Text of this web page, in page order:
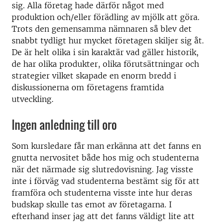
sig. Alla företag hade därför något med
produktion och/eller förädling av mjölk att göra.
Trots den gemensamma nämnaren så blev det
snabbt tydligt hur mycket företagen skiljer sig åt.
De är helt olika i sin karaktär vad gäller historik,
de har olika produkter, olika förutsättningar och
strategier vilket skapade en enorm bredd i
diskussionerna om företagens framtida
utveckling.
Ingen anledning till oro
Som kursledare får man erkänna att det fanns en
gnutta nervositet både hos mig och studenterna
när det närmade sig slutredovisning. Jag visste
inte i förväg vad studenterna bestämt sig för att
framföra och studenterna visste inte hur deras
budskap skulle tas emot av företagarna. I
efterhand inser jag att det fanns väldigt lite att